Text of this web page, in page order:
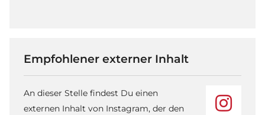
Empfohlener externer Inhalt
An dieser Stelle findest Du einen
externen Inhalt von Instagram, der den